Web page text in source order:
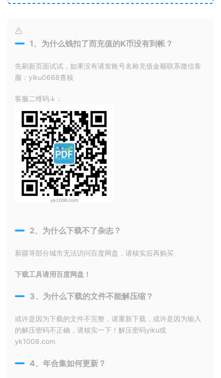
1、为什么钱扣了而充值的K币没有到帐？
先刷新页面试试，如果没有请发账号名称充值金额联系微信客
服：yiku0668查核
客服二维码↓：
2、为什么下载不了杂志？
新疆等部分城市无法访问百度网盘，请核实后再购买
下载工具请用百度网盘！
3、为什么下载的文件不能解压缩？
或许是因为下载的文件不完整，请重新下载，或许是因为输入
的解压密码不正确，请核实一下！解压密码yiku或
yk1008.com
4、年合集如何更新？